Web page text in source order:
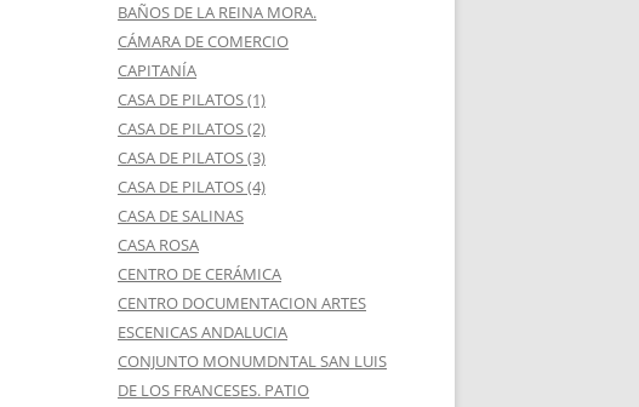
BAÑOS DE LA REINA MORA.
CÁMARA DE COMERCIO
CAPITANÍA
CASA DE PILATOS (1)
CASA DE PILATOS (2)
CASA DE PILATOS (3)
CASA DE PILATOS (4)
CASA DE SALINAS
CASA ROSA
CENTRO DE CERÁMICA
CENTRO DOCUMENTACION ARTES
ESCENICAS ANDALUCIA
CONJUNTO MONUMDNTAL SAN LUIS
DE LOS FRANCESES. PATIO